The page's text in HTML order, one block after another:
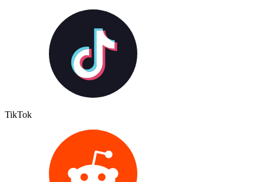
TikTok